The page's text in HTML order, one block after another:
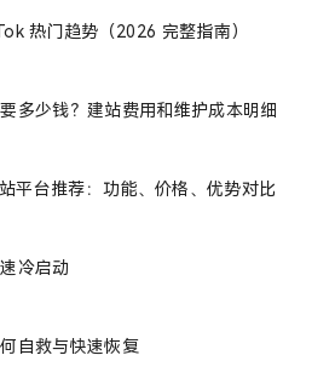
热门趋势（2026 完整指南）
多少钱？建站费用和维护成本明细
平台推荐：功能、价格、优势对比
冷启动
自救与快速恢复